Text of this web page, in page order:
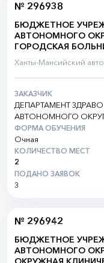
№ 296938
БЮДЖЕТНОЕ
АВТОНОМНОГО
ГОРОДСКАЯ
Ханты-Мансийский
ЗАКАЗЧИК
ДЕПАРТАМЕНТ
АВТОНОМНОГО
ФОРМА ОБУЧЕНИЯ
Очная
КОЛИЧЕСТВО МЕСТ
2
ПОДАНО ЗАЯВОК
3
№ 296942
БЮДЖЕТНОЕ
АВТОНОМНОГО